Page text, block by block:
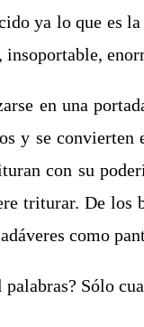
ya lo que es
en una
y se
con su
triturar. De
como
Sólo